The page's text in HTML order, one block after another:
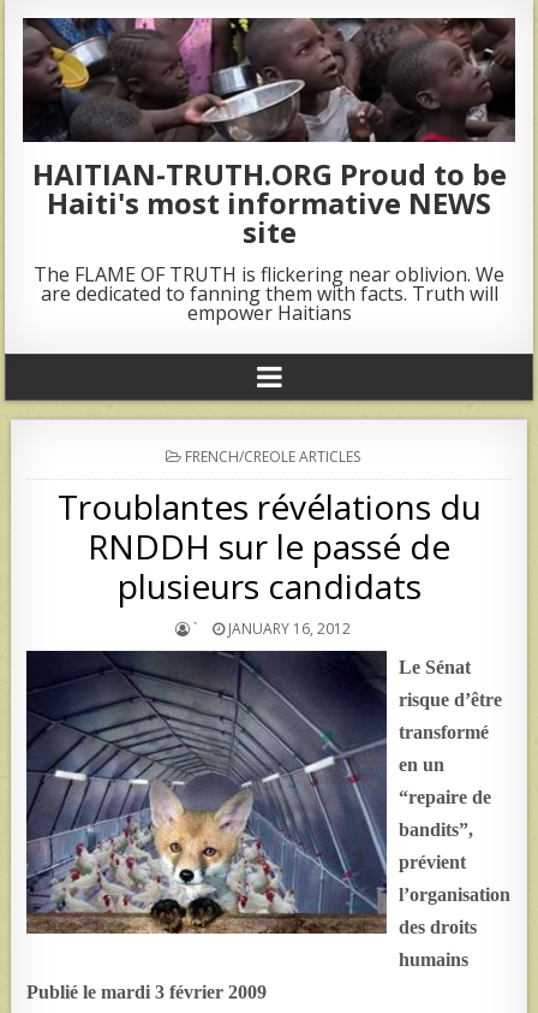
HAITIAN-TRUTH.ORG Proud to be
Haiti's most informative NEWS
site
The FLAME OF TRUTH is flickering near oblivion. We
are dedicated to fanning them with facts. Truth will
empower Haitians
POSTED
IN
FRENCH/CREOLE ARTICLES
Troublantes révélations du
RNDDH sur le passé de
plusieurs candidats
`
JANUARY 16, 2012
Le Sénat
risque d’être
transformé
en un
“repaire de
bandits”,
prévient
l’organisation
des droits
humains
Publié le mardi 3 février 2009